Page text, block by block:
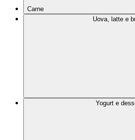
Carne
Uova, latte e
Yogurt e